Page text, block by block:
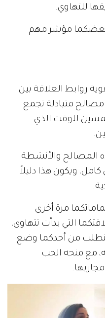
للتهاوي.
بعضكما مؤشر مهم
روابط العلاقة بين
متبادلة تجمع
للوقت الذي
المصالح والأنشطة
ويكون هذا دليلاً
مرة أخرى
التي بدأت تتهاوى،
من أحدكما وضع
مع منحه الحب